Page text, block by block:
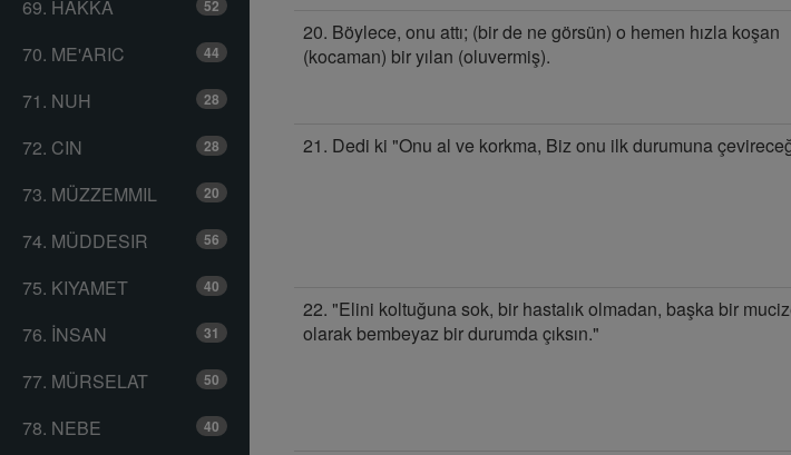
69. HAKKA 52
70. ME'ARIC 44
71. NUH 28
72. CIN 28
73. MÜZZEMMIL 20
74. MÜDDESIR 56
75. KIYAMET 40
76. İNSAN 31
77. MÜRSELAT 50
78. NEBE 40
20. Böylece, onu attı; (bir de ne görsün) o hemen hızla koşan
(kocaman) bir yılan (oluvermiş).
21. Dedi ki "Onu al ve korkma, Biz onu ilk durumuna
22. "Elini koltuğuna sok, bir hastalık olmadan, başka bir
olarak bembeyaz bir durumda çıksın."